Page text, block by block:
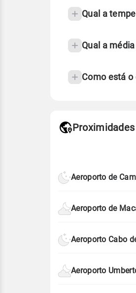
temperatura
Qual a
Qual a
Como está
de Tempo
Proximidades
Aeroporto de
Aeroporto de
Aeroporto Cabo
Aeroporto